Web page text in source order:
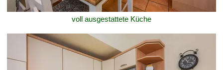
voll ausgestattete Küche